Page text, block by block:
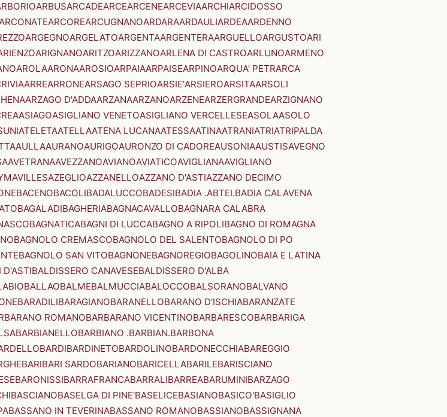
ARBUSARCADEARCEARCENEARCEVIAARCHIARCIDOSSO
ARCOREARCUGNANOARDARAARDAULIARDEAARDENNO
ARGEGNOARGELATOARGENTAARGENTERAARGUELLOARGUSTOARI
ARIGNANOARITZOARIZZANOARLENA DI CASTROARLUNOARMENO
AROLAARONAAROSIOARPAIAARPAISEARPINOARQUA' PETRARCA
ARREARRONEARSAGO SEPRIOARSIE'ARSIEROARSITAARSOLI
ARZAGO D'ADDAARZANAARZANOARZENEARZERGRANDEARZIGNANO
ASIAGOASIGLIANO VENETOASIGLIANO VERCELLESEASOLAASOLO
ATELETAATELLAATENA LUCANAATESSAATINAATRANIATRIATRIPALDA
AULLAAURANOAURIGOAURONZO DI CADOREAUSONIAAUSTISAVEGNO
AVETRANAAVEZZANOAVIANOAVIATICOAVIGLIANAAVIGLIANO
AZEGLIOAZZANELLOAZZANO D'ASTIAZZANO DECIMO
BACENOBACOLIBADALUCCOBADESIBADIA .ABTEI.BADIA CALAVENA
BAGALADIBAGHERIABAGNACAVALLOBAGNARA CALABRA
BAGNATICABAGNI DI LUCCABAGNO A RIPOLIBAGNO DI ROMAGNA
BAGNOLO CREMASCOBAGNOLO DEL SALENTOBAGNOLO DI PO
BAGNOLO SAN VITOBAGNONEBAGNOREGIOBAGOLINOBAIA E LATINA
D'ASTIBALDISSERO CANAVESEBALDISSERO D'ALBA
BALLAOBALMEBALMUCCIABALOCCOBALSORANOBALVANO
BARADILIBARAGIANOBARANELLOBARANO D'ISCHIABARANZATE
ROMANOBARBARANO VICENTINOBARBARESCOBARBARIGA
BARBIANELLOBARBIANO .BARBIAN.BARBONA
BARDIBARDINETOBARDOLINOBARDONECCHIABAREGGIO
BARIBARI SARDOBARIANOBARICELLABARILEBARISCIANO
BARONISSIBARRAFRANCABARRALIBARREABARUMINIBARZAGO
BASCIANOBASELGA DI PINE'BASELICEBASIANOBASICO'BASIGLIO
BASSANO IN TEVERINABASSANO ROMANOBASSIANOBASSIGNANA